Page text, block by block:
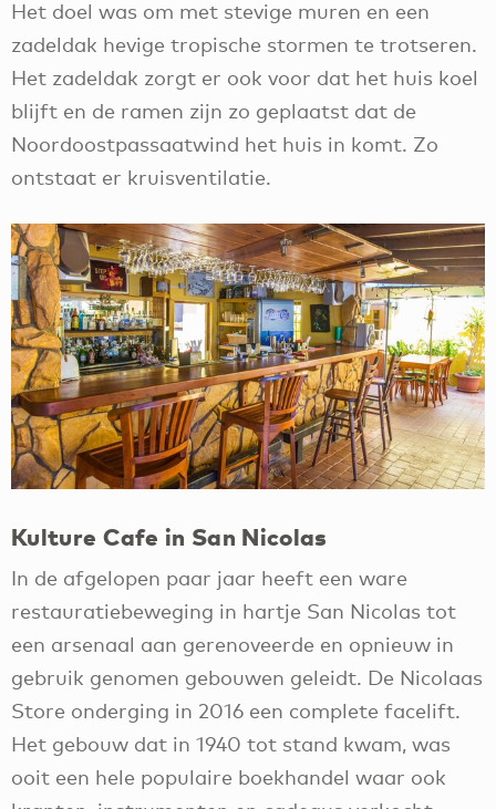
Het doel was om met stevige muren en een
zadeldak hevige tropische stormen te trotseren.
Het zadeldak zorgt er ook voor dat het huis koel
blijft en de ramen zijn zo geplaatst dat de
Noordoostpassaatwind het huis in komt. Zo
ontstaat er kruisventilatie.
Kulture Cafe in San Nicolas
In de afgelopen paar jaar heeft een ware
restauratiebeweging in hartje San Nicolas tot
een arsenaal aan gerenoveerde en opnieuw in
gebruik genomen gebouwen geleidt. De Nicolaas
Store onderging in 2016 een complete facelift.
Het gebouw dat in 1940 tot stand kwam, was
ooit een hele populaire boekhandel waar ook